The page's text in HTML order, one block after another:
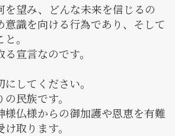
を望み、どんな未来を信じるの
意識を向ける行為であり、そして
。
宣言なのです。
してください。
民族です。
様仏様からの御加護や恩恵を有難
取ります。